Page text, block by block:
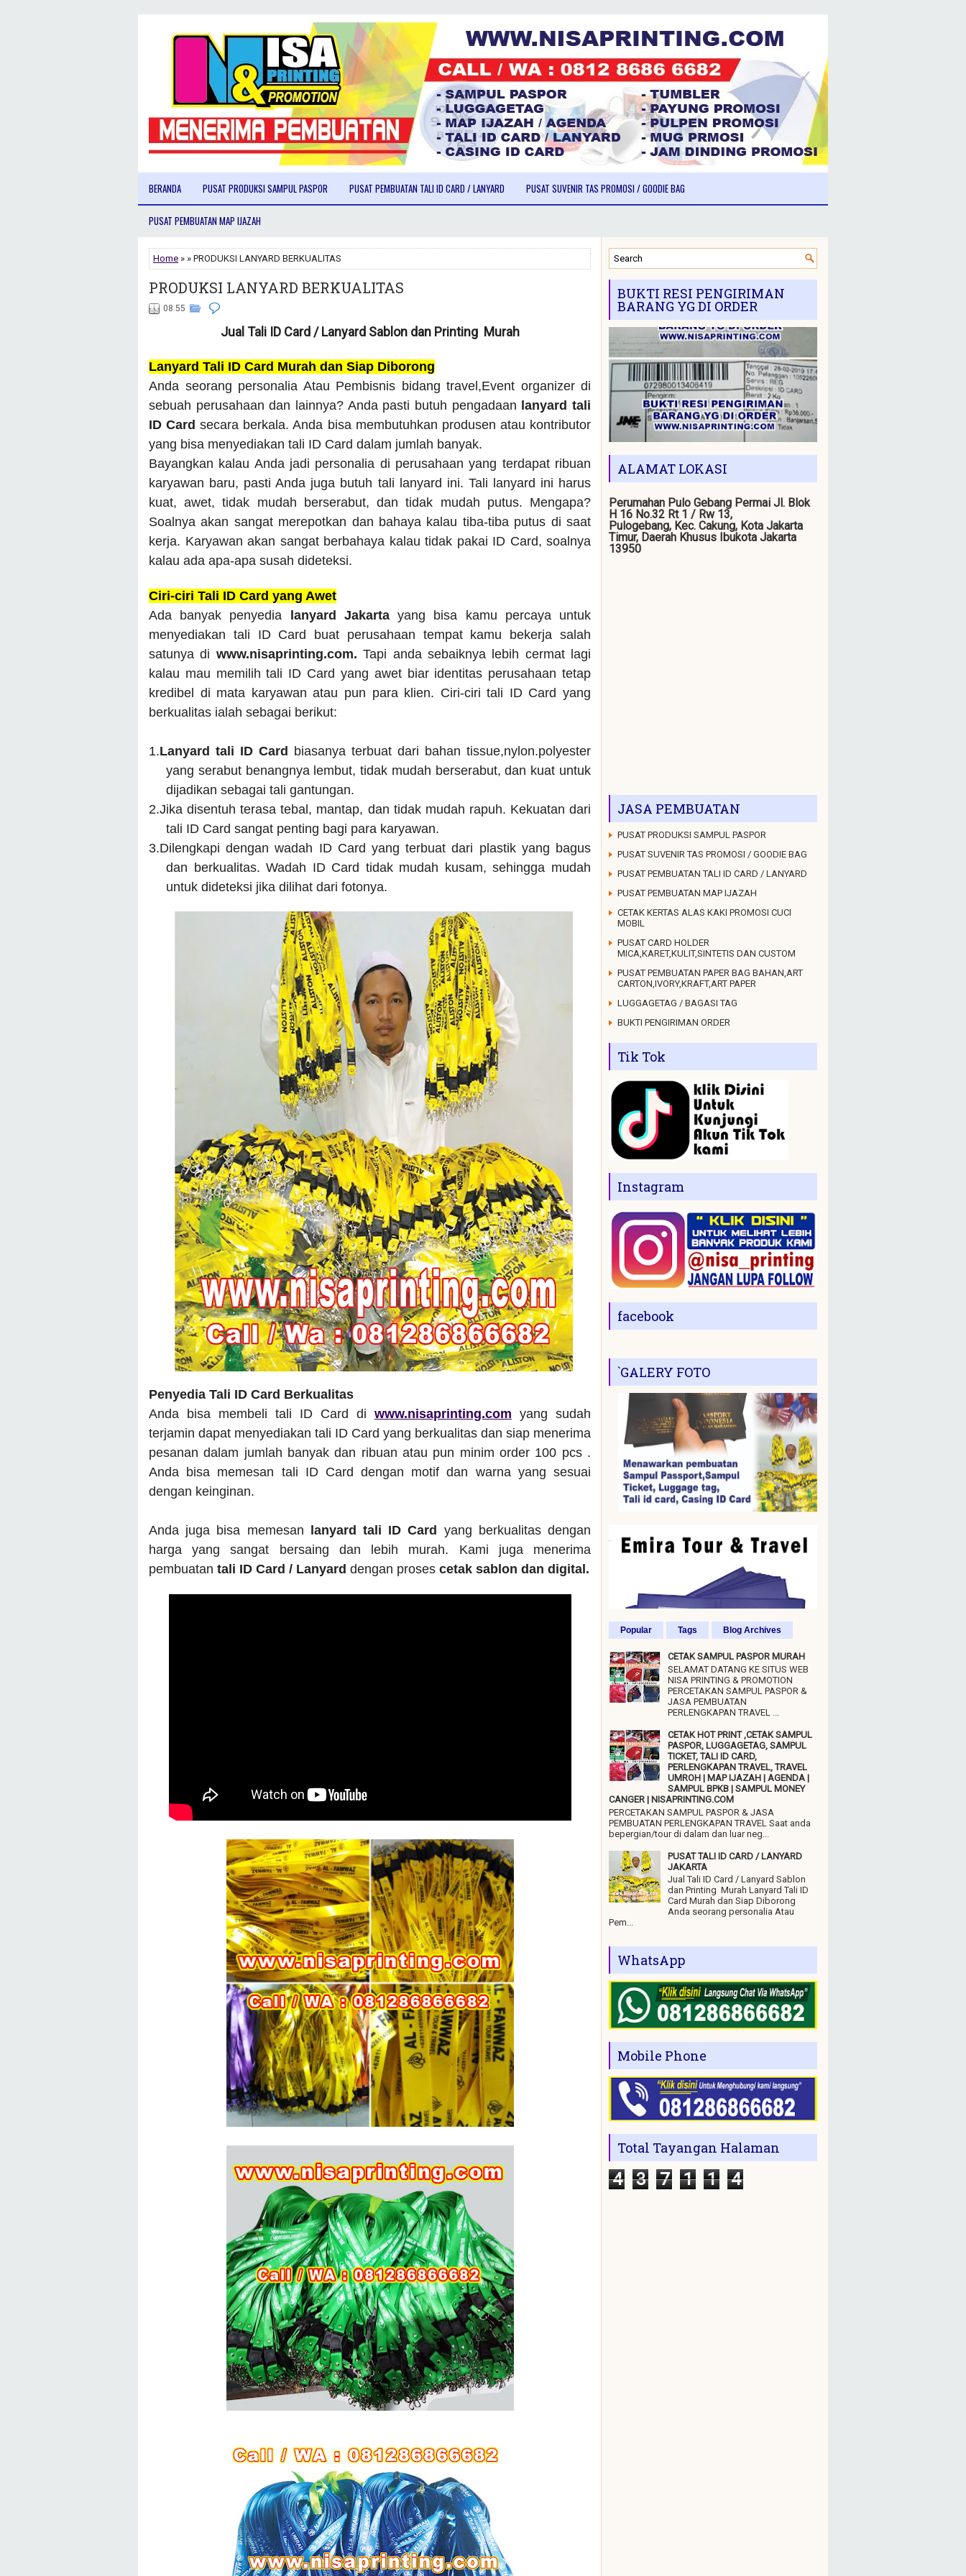
BERANDA PUSAT PRODUKSI SAMPUL PASPOR PUSAT PEMBUATAN TALI ID CARD / LANYARD PUSAT SUVENIR TAS PROMOSI / GOODIE BAG
PUSAT PEMBUATAN MAP IJAZAH
Home » » PRODUKSI LANYARD BERKUALITAS
PRODUKSI LANYARD BERKUALITAS
08.55
Jual Tali ID Card / Lanyard Sablon dan Printing Murah
Lanyard Tali ID Card Murah dan Siap Diborong
Anda seorang personalia Atau Pembisnis bidang travel,Event organizer di
sebuah perusahaan dan lainnya? Anda pasti butuh pengadaan lanyard tali
ID Cardsecara berkala. Anda bisa membutuhkan produsen atau kontributor
yang bisa menyediakan tali ID Card dalam jumlah banyak.
Bayangkan kalau Anda jadi personalia di perusahaan yang terdapat ribuan
karyawan baru, pasti Anda juga butuh tali lanyard ini. Tali lanyard ini harus
kuat, awet, tidak mudah berserabut, dan tidak mudah putus. Mengapa?
Soalnya akan sangat merepotkan dan bahaya kalau tiba-tiba putus di saat
kerja. Karyawan akan sangat berbahaya kalau tidak pakai ID Card, soalnya
kalau ada apa-apa susah dideteksi.
Ciri-ciri Tali ID Card yang Awet
Ada banyak penyedia
lanyard Jakartayang bisa kamu percaya untuk
menyediakan tali ID Card buat perusahaan tempat kamu bekerja salah
satunya di www.nisaprinting.com. Tapi anda sebaiknya lebih cermat lagi
kalau mau memilih tali ID Card yang awet biar identitas perusahaan tetap
kredibel di mata karyawan atau pun para klien. Ciri-ciri tali ID Card yang
berkualitas ialah sebagai berikut:
1.Lanyard tali ID Card biasanya terbuat dari bahan tissue,nylon.polyester
yang serabut benangnya lembut, tidak mudah berserabut, dan kuat untuk
dijadikan sebagai tali gantungan.
2.Jika disentuh terasa tebal, mantap, dan tidak mudah rapuh. Kekuatan dari
tali ID Card sangat penting bagi para karyawan.
3.Dilengkapi dengan wadah ID Card yang terbuat dari plastik yang bagus
dan berkualitas. Wadah ID Card tidak mudah kusam, sehingga mudah
untuk dideteksi jika dilihat dari fotonya.
Penyedia Tali ID Card Berkualitas
Anda bisa membeli tali ID Card di www.nisaprinting.com yang sudah
terjamin dapat menyediakan tali ID Card yang berkualitas dan siap menerima
pesanan dalam jumlah banyak dan ribuan atau pun minim order 100 pcs .
Anda bisa memesan tali ID Card dengan motif dan warna yang sesuai
dengan keinginan.
Anda juga bisa memesan lanyard tali ID Card yang berkualitas dengan
harga yang sangat bersaing dan lebih murah. Kami juga menerima
pembuatan tali ID Card / Lanyard dengan proses cetak sablon dan digital.
BUKTI RESI PENGIRIMAN
BARANG YG DI ORDER
ALAMAT LOKASI
Perumahan Pulo Gebang Permai Jl. Blok
H 16 No.32 Rt 1 / Rw 13,
Pulogebang, Kec. Cakung, Kota Jakarta
Timur, Daerah Khusus Ibukota Jakarta
13950
JASA PEMBUATAN
PUSAT PRODUKSI SAMPUL PASPOR
PUSAT SUVENIR TAS PROMOSI / GOODIE BAG
PUSAT PEMBUATAN TALI ID CARD / LANYARD
PUSAT PEMBUATAN MAP IJAZAH
CETAK KERTAS ALAS KAKI PROMOSI CUCI
MOBIL
PUSAT CARD HOLDER
MICA,KARET,KULIT,SINTETIS DAN CUSTOM
PUSAT PEMBUATAN PAPER BAG BAHAN,ART
CARTON,IVORY,KRAFT,ART PAPER
LUGGAGETAG / BAGASI TAG
BUKTI PENGIRIMAN ORDER
Tik Tok
Instagram
facebook
`GALERY FOTO
Popular Tags Blog Archives
CETAK SAMPUL PASPOR MURAH
SELAMAT DATANG KE SITUS WEB
NISA PRINTING & PROMOTION
PERCETAKAN SAMPUL PASPOR &
JASA PEMBUATAN
PERLENGKAPAN TRAVEL ...
CETAK HOT PRINT ,CETAK SAMPUL
PASPOR, LUGGAGETAG, SAMPUL
TICKET, TALI ID CARD,
PERLENGKAPAN TRAVEL, TRAVEL
UMROH | MAP IJAZAH | AGENDA |
SAMPUL BPKB | SAMPUL MONEY
CANGER | NISAPRINTING.COM
PERCETAKAN SAMPUL PASPOR & JASA
PEMBUATAN PERLENGKAPAN TRAVEL Saat anda
bepergian/tour di dalam dan luar neg...
PUSAT TALI ID CARD / LANYARD
JAKARTA
Jual Tali ID Card / Lanyard Sablon
dan Printing Murah Lanyard Tali ID
Card Murah dan Siap Diborong
Anda seorang personalia Atau
Pem...
WhatsApp
Mobile Phone
Total Tayangan Halaman
4 3 7 1 1 4